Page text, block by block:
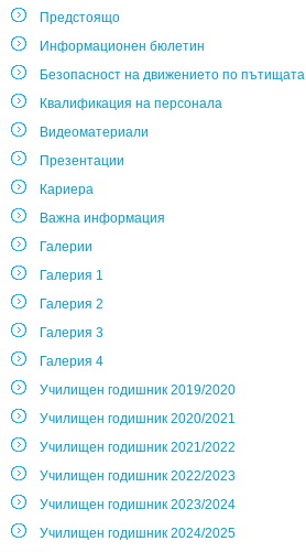
Предстоящо
Информационен бюлетин
Безопасност на движението по пътищата
Квалификация на персонала
Видеоматериали
Презентации
Кариера
Важна информация
Галерии
Галерия 1
Галерия 2
Галерия 3
Галерия 4
Училищен годишник 2019/2020
Училищен годишник 2020/2021
Училищен годишник 2021/2022
Училищен годишник 2022/2023
Училищен годишник 2023/2024
Училищен годишник 2024/2025